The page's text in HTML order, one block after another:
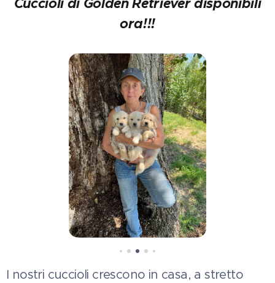
ora!!!
I nostri cuccioli crescono in casa, a stretto